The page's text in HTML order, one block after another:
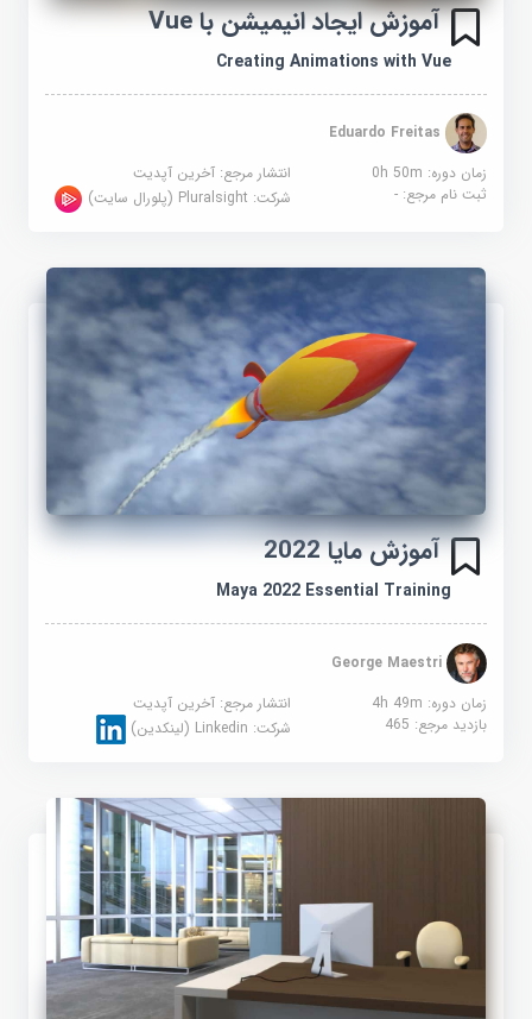
آموزش ایجاد انیمیشن با Vue
Creating Animations with Vue
Eduardo Freitas
زمان دوره: 0h 50m
انتشار مرجع:آخرین آپدیت
ثبت نام مرجع:- شرکت:Pluralsight (پلورال سایت)
آموزش مایا 2022
Maya 2022 Essential Training
George Maestri
زمان دوره: 4h 49m
انتشار مرجع:آخرین آپدیت
بازدید مرجع:465 شرکت:Linkedin (لینکدین)